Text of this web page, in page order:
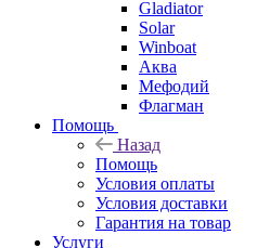
Gladiator
Solar
Winboat
Аква
Мефодий
Флагман
Помощь
Назад
Помощь
Условия оплаты
Условия доставки
Гарантия на товар
Услуги